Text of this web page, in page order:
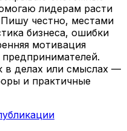
лидерам расти
честно, местами
бизнеса, ошибки
мотивация
в делах или смыслах —
и практичные